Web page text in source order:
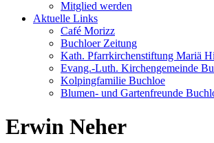
Mitglied werden
Aktuelle Links
Café Morizz
Buchloer Zeitung
Kath. Pfarrkirchenstiftung Mariä
Evang.-Luth. Kirchengemeinde
Kolpingfamilie Buchloe
Blumen- und Gartenfreunde
Erwin Neher